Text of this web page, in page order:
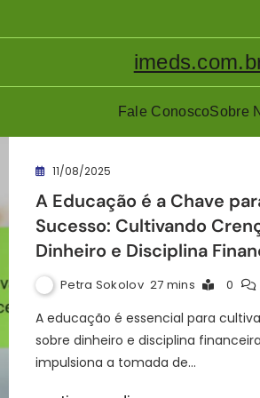
Fale ConoscoSobre
11/08/2025
A Educação é a Chave
Sucesso: Cultivando
Dinheiro e Disciplina
Petra Sokolov 27 mins 0
A educação é essencial para
sobre dinheiro e disciplina
impulsiona a tomada de…